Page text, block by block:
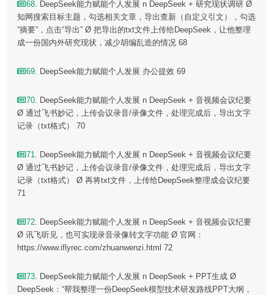
68. DeepSeek能力赋能个人发展 n DeepSeek + 研究现状调研 Ø
知网搜索目标主题，勾选相关文章，导出查新（自定义引文），勾选
“摘要”，点击“导出” Ø 把导出的txt文件上传给DeepSeek，让他整理
成一份国内外研究现状，减少胡编乱造的情况 68
69. DeepSeek能力赋能个人发展 办公提效 69
70. DeepSeek能力赋能个人发展 n DeepSeek + 音视频会议纪要
Ø 通过飞书妙记，上传会议录音/录像文件，处理完成后，导出文字
记录（txt格式） 70
71. DeepSeek能力赋能个人发展 n DeepSeek + 音视频会议纪要
Ø 通过飞书妙记，上传会议录音/录像文件，处理完成后，导出文字
记录（txt格式） Ø 再将txt文件，上传给DeepSeek整理成会议纪要
71
72. DeepSeek能力赋能个人发展 n DeepSeek + 音视频会议纪要
Ø 讯飞听见，也可实现录音录像转文字功能 Ø 官网：
https://www.iflyrec.com/zhuanwenzi.html 72
73. DeepSeek能力赋能个人发展 n DeepSeek + PPT生成 Ø
DeepSeek：“帮我整理一份DeepSeek模型技术研发路线PPT大纲，